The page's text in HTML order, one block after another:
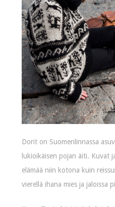
Dorit on Suomenlinnassa
lukioikäisen pojan äiti. Kuvat
elämää niin kotona kuin
vierellä ihana mies ja jaloissa